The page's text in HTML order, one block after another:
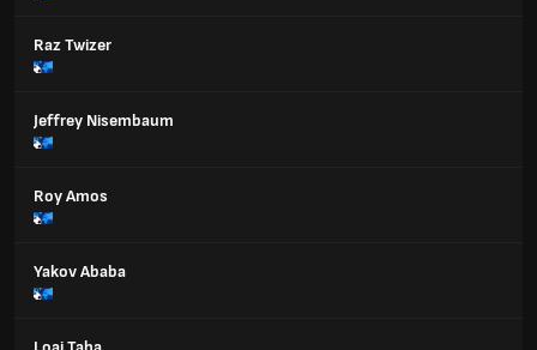
Raz Twizer
Jeffrey Nisembaum
Roy Amos
Yakov Ababa